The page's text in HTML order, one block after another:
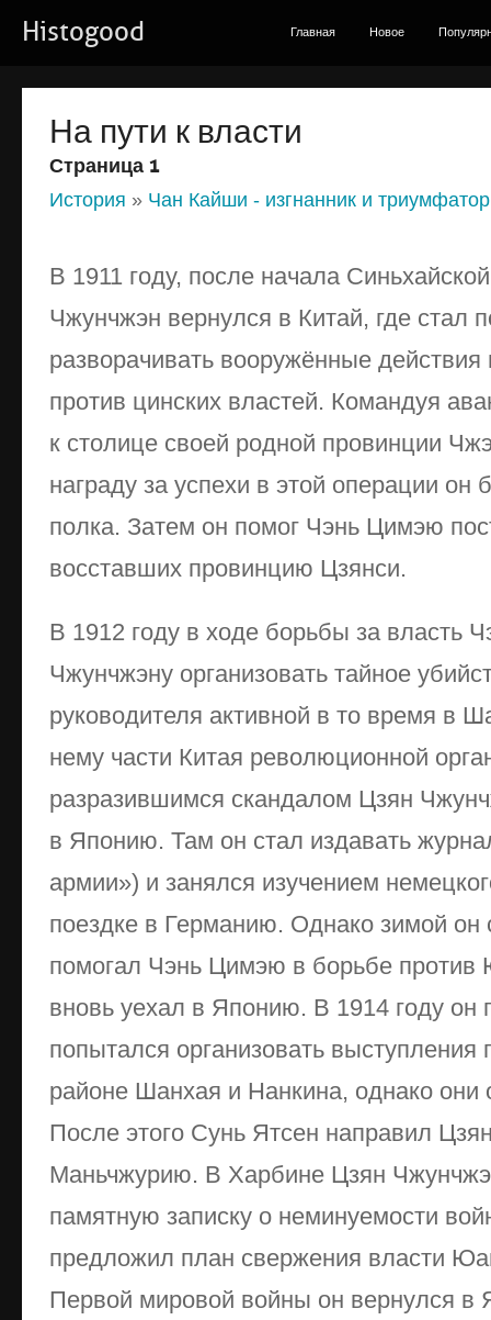
Histogood Главная Новое
На пути к власти
Страница 1
История » Чан Кайши - изгнанник и триумфатор
В 1911 году, после начала
Чжунчжэн вернулся в Китай, где стал
разворачивать вооружённые
против цинских властей. Командуя
к столице своей родной провинции
награду за успехи в этой операции
полка. Затем он помог Чэнь Цимэю
восставших провинцию Цзянси.
В 1912 году в ходе борьбы за власть
Чжунчжэну организовать тайное
руководителя активной в то время в
нему части Китая революционной
разразившимся скандалом Цзян
в Японию. Там он стал издавать
армии») и занялся изучением
поездке в Германию. Однако зимой
помогал Чэнь Цимэю в борьбе
вновь уехал в Японию. В 1914 году он
попытался организовать
районе Шанхая и Нанкина, однако они
После этого Сунь Ятсен направил
Маньчжурию. В Харбине Цзян
памятную записку о неминуемости
предложил план свержения власти
Первой мировой войны он вернулся в